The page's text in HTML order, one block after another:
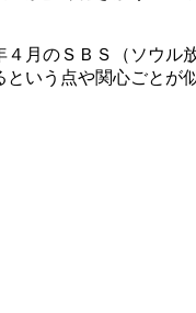
月のＳＢＳ（ソウル
いう点や関心ごとが